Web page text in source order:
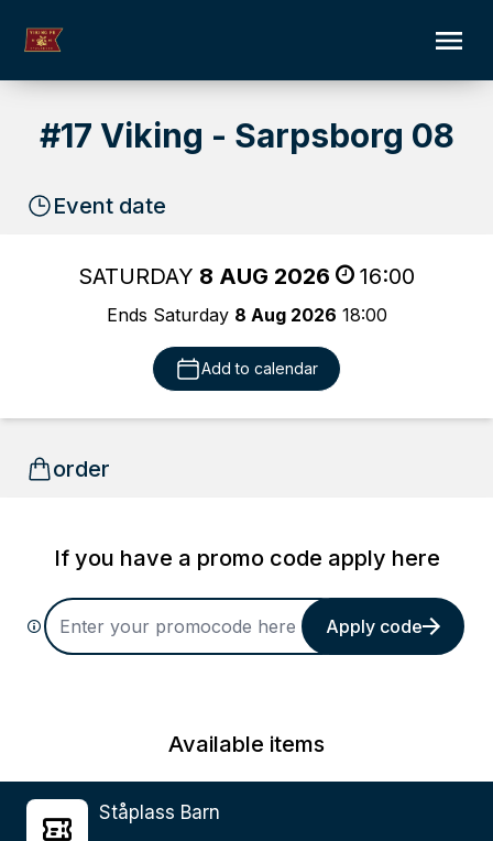
#17 Viking - Sarpsborg 08
Event date
SATURDAY 8 AUG 2026 16:00
Ends Saturday 8 Aug 2026 18:00
Add to calendar
order
If you have a promo code apply here
Apply code
Available items
Ståplass Barn